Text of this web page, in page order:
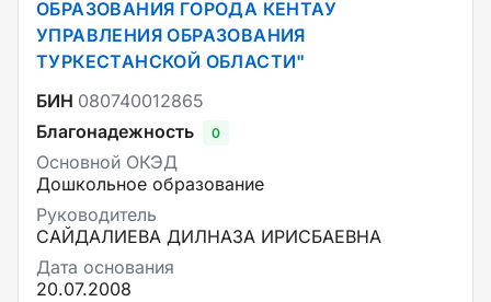
ОБРАЗОВАНИЯ ГОРОДА КЕНТАУ
УПРАВЛЕНИЯ ОБРАЗОВАНИЯ
ТУРКЕСТАНСКОЙ ОБЛАСТИ"
БИН 080740012865
Благонадежность
0
Основной ОКЭД
Дошкольное образование
Руководитель
САЙДАЛИЕВА ДИЛНАЗА ИРИСБАЕВНА
Дата основания
20.07.2008